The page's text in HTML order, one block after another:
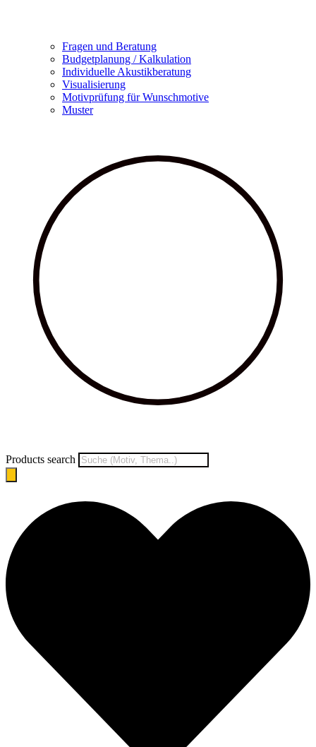
Fragen und Beratung
Budgetplanung / Kalkulation
Individuelle Akustikberatung
Visualisierung
Motivprüfung für Wunschmotive
Muster
Products search